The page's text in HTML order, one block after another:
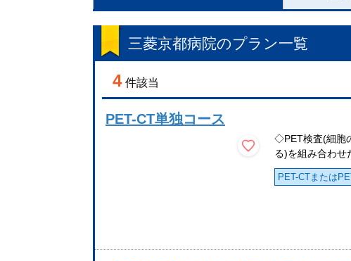
三菱京都病院のプラン一覧
4 件該当
PET-CT単独コース
◇PET検査(細胞
る)を組み合わせ
PET-CTまたは